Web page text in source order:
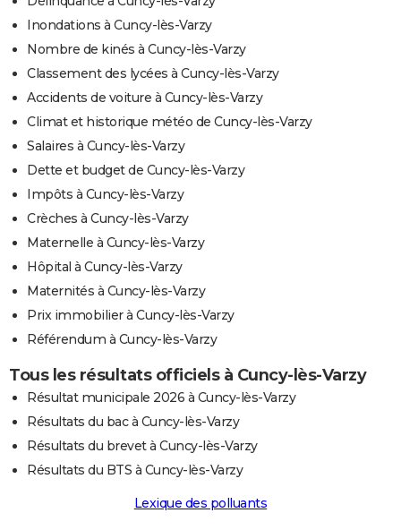
Inondations à Cuncy-lès-Varzy
Nombre de kinés à Cuncy-lès-Varzy
Classement des lycées à Cuncy-lès-Varzy
Accidents de voiture à Cuncy-lès-Varzy
Climat et historique météo de Cuncy-lès-Varzy
Salaires à Cuncy-lès-Varzy
Dette et budget de Cuncy-lès-Varzy
Impôts à Cuncy-lès-Varzy
Crèches à Cuncy-lès-Varzy
Maternelle à Cuncy-lès-Varzy
Hôpital à Cuncy-lès-Varzy
Maternités à Cuncy-lès-Varzy
Prix immobilier à Cuncy-lès-Varzy
Référendum à Cuncy-lès-Varzy
Tous les résultats officiels à Cuncy-lès-Varzy
Résultat municipale 2026 à Cuncy-lès-Varzy
Résultats du bac à Cuncy-lès-Varzy
Résultats du brevet à Cuncy-lès-Varzy
Résultats du BTS à Cuncy-lès-Varzy
Lexique des polluants